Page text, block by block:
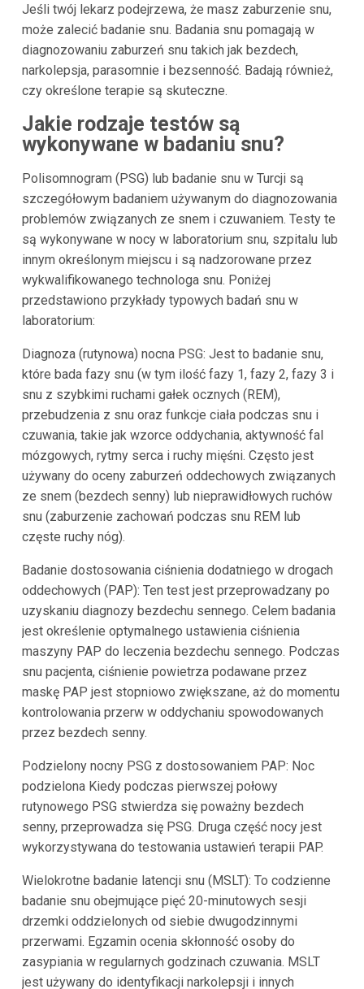
Jeśli twój lekarz podejrzewa, że masz zaburzenie snu,
może zalecić badanie snu. Badania snu pomagają w
diagnozowaniu zaburzeń snu takich jak bezdech,
narkolepsja, parasomnie i bezsenność. Badają również,
czy określone terapie są skuteczne.
Jakie rodzaje testów są
wykonywane w badaniu snu?
Polisomnogram (PSG) lub badanie snu w Turcji są
szczegółowym badaniem używanym do diagnozowania
problemów związanych ze snem i czuwaniem. Testy te
są wykonywane w nocy w laboratorium snu, szpitalu lub
innym określonym miejscu i są nadzorowane przez
wykwalifikowanego technologa snu. Poniżej
przedstawiono przykłady typowych badań snu w
laboratorium:
Diagnoza (rutynowa) nocna PSG: Jest to badanie snu,
które bada fazy snu (w tym ilość fazy 1, fazy 2, fazy 3 i
snu z szybkimi ruchami gałek ocznych (REM),
przebudzenia z snu oraz funkcje ciała podczas snu i
czuwania, takie jak wzorce oddychania, aktywność fal
mózgowych, rytmy serca i ruchy mięśni. Często jest
używany do oceny zaburzeń oddechowych związanych
ze snem (bezdech senny) lub nieprawidłowych ruchów
snu (zaburzenie zachowań podczas snu REM lub
częste ruchy nóg).
Badanie dostosowania ciśnienia dodatniego w drogach
oddechowych (PAP): Ten test jest przeprowadzany po
uzyskaniu diagnozy bezdechu sennego. Celem badania
jest określenie optymalnego ustawienia ciśnienia
maszyny PAP do leczenia bezdechu sennego. Podczas
snu pacjenta, ciśnienie powietrza podawane przez
maskę PAP jest stopniowo zwiększane, aż do momentu
kontrolowania przerw w oddychaniu spowodowanych
przez bezdech senny.
Podzielony nocny PSG z dostosowaniem PAP: Noc
podzielona Kiedy podczas pierwszej połowy
rutynowego PSG stwierdza się poważny bezdech
senny, przeprowadza się PSG. Druga część nocy jest
wykorzystywana do testowania ustawień terapii PAP.
Wielokrotne badanie latencji snu (MSLT): To codzienne
badanie snu obejmujące pięć 20-minutowych sesji
drzemki oddzielonych od siebie dwugodzinnymi
przerwami. Egzamin ocenia skłonność osoby do
zasypiania w regularnych godzinach czuwania. MSLT
jest używany do identyfikacji narkolepsji i innych